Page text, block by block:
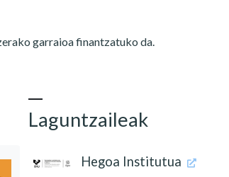
garraioa finantzatuko da.
Laguntzaileak
Hegoa Institutua